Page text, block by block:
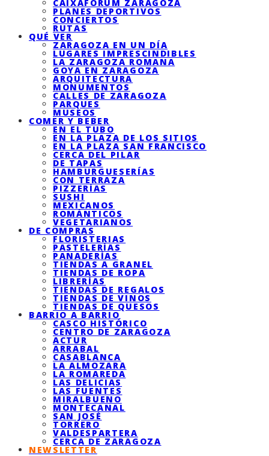
CAIXAFORUM ZARAGOZA
PLANES DEPORTIVOS
CONCIERTOS
RUTAS
QUÉ VER
ZARAGOZA EN UN DÍA
LUGARES IMPRESCINDIBLES
LA ZARAGOZA ROMANA
GOYA EN ZARAGOZA
ARQUITECTURA
MONUMENTOS
CALLES DE ZARAGOZA
PARQUES
MUSEOS
COMER Y BEBER
EN EL TUBO
EN LA PLAZA DE LOS SITIOS
EN LA PLAZA SAN FRANCISCO
CERCA DEL PILAR
DE TAPAS
HAMBURGUESERÍAS
CON TERRAZA
PIZZERÍAS
SUSHI
MEXICANOS
ROMÁNTICOS
VEGETARIANOS
DE COMPRAS
FLORISTERIAS
PASTELERÍAS
PANADERÍAS
TIENDAS A GRANEL
TIENDAS DE ROPA
LIBRERÍAS
TIENDAS DE REGALOS
TIENDAS DE VINOS
TIENDAS DE QUESOS
BARRIO A BARRIO
CASCO HISTÓRICO
CENTRO DE ZARAGOZA
ACTUR
ARRABAL
CASABLANCA
LA ALMOZARA
LA ROMAREDA
LAS DELICIAS
LAS FUENTES
MIRALBUENO
MONTECANAL
SAN JOSÉ
TORRERO
VALDESPARTERA
CERCA DE ZARAGOZA
NEWSLETTER